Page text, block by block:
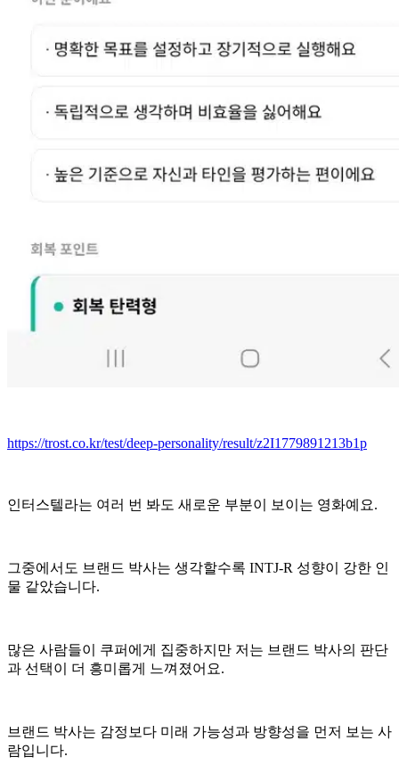
https://trost.co.kr/test/deep-personality/result/z2I1779891213b1p
인터스텔라는 여러 번 봐도 새로운 부분이 보이는 영화예요.
그중에서도 브랜드 박사는 생각할수록 INTJ-R 성향이 강한 인
물 같았습니다.
많은 사람들이 쿠퍼에게 집중하지만 저는 브랜드 박사의 판단
과 선택이 더 흥미롭게 느껴졌어요.
브랜드 박사는 감정보다 미래 가능성과 방향성을 먼저 보는 사
람입니다.